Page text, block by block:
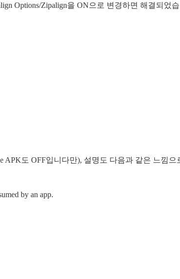
Options/Zipalign을 ON으로 변경하면 해결되었
APK도 OFF입니다만), 설명도 다음과 같은 느낌으
by an app.